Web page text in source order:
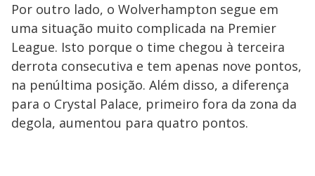
Por outro lado, o Wolverhampton segue em
uma situação muito complicada na Premier
League. Isto porque o time chegou à terceira
derrota consecutiva e tem apenas nove pontos,
na penúltima posição. Além disso, a diferença
para o Crystal Palace, primeiro fora da zona da
degola, aumentou para quatro pontos.